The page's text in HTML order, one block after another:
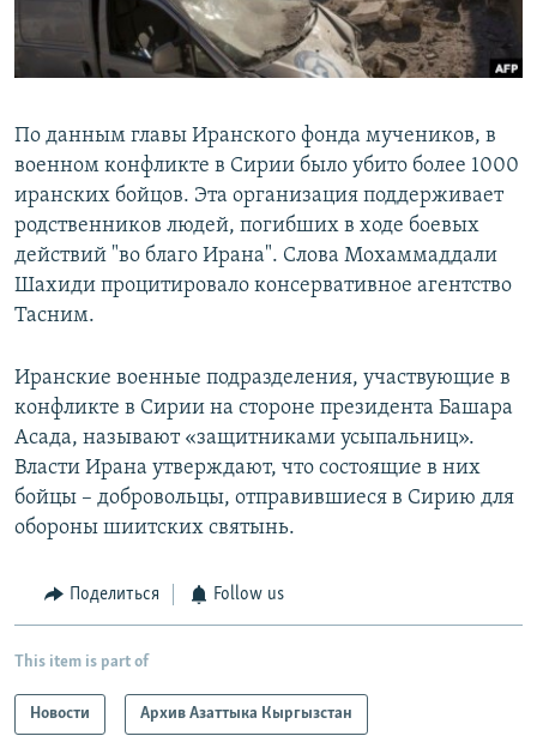
По данным главы Иранского фонда мучеников, в
военном конфликте в Сирии было убито более 1000
иранских бойцов. Эта организация поддерживает
родственников людей, погибших в ходе боевых
действий "во благо Ирана". Слова Мохаммаддали
Шахиди процитировало консервативное агентство
Тасним.
Иранские военные подразделения, участвующие в
конфликте в Сирии на стороне президента Башара
Асада, называют «защитниками усыпальниц».
Власти Ирана утверждают, что состоящие в них
бойцы – добровольцы, отправившиеся в Сирию для
обороны шиитских святынь.
Поделиться Follow us
This item is part of
Новости Архив Азаттыка Кыргызстан